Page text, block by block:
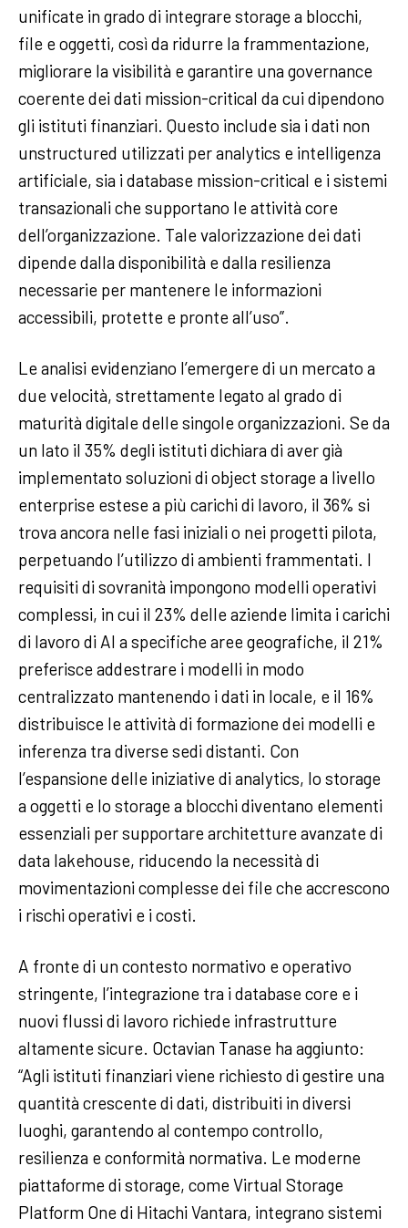
unificate in grado di integrare storage a blocchi,
file e oggetti, così da ridurre la frammentazione,
migliorare la visibilità e garantire una governance
coerente dei dati mission-critical da cui dipendono
gli istituti finanziari. Questo include sia i dati non
unstructured utilizzati per analytics e intelligenza
artificiale, sia i database mission-critical e i sistemi
transazionali che supportano le attività core
dell’organizzazione. Tale valorizzazione dei dati
dipende dalla disponibilità e dalla resilienza
necessarie per mantenere le informazioni
accessibili, protette e pronte all’uso”.
Le analisi evidenziano l’emergere di un mercato a
due velocità, strettamente legato al grado di
maturità digitale delle singole organizzazioni. Se da
un lato il 35% degli istituti dichiara di aver già
implementato soluzioni di object storage a livello
enterprise estese a più carichi di lavoro, il 36% si
trova ancora nelle fasi iniziali o nei progetti pilota,
perpetuando l’utilizzo di ambienti frammentati. I
requisiti di sovranità impongono modelli operativi
complessi, in cui il 23% delle aziende limita i carichi
di lavoro di AI a specifiche aree geografiche, il 21%
preferisce addestrare i modelli in modo
centralizzato mantenendo i dati in locale, e il 16%
distribuisce le attività di formazione dei modelli e
inferenza tra diverse sedi distanti. Con
l’espansione delle iniziative di analytics, lo storage
a oggetti e lo storage a blocchi diventano elementi
essenziali per supportare architetture avanzate di
data lakehouse, riducendo la necessità di
movimentazioni complesse dei file che accrescono
i rischi operativi e i costi.
A fronte di un contesto normativo e operativo
stringente, l’integrazione tra i database core e i
nuovi flussi di lavoro richiede infrastrutture
altamente sicure. Octavian Tanase ha aggiunto:
“Agli istituti finanziari viene richiesto di gestire una
quantità crescente di dati, distribuiti in diversi
luoghi, garantendo al contempo controllo,
resilienza e conformità normativa. Le moderne
piattaforme di storage, come Virtual Storage
Platform One di Hitachi Vantara, integrano sistemi